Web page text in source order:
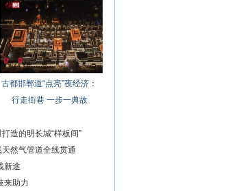
古都邯郸道“点亮”夜经济：
行走街巷 一步一典故
造的明长城“样板间”
然气管道全线贯通
新途
来助力